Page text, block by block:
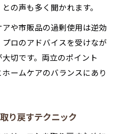
の声も多く聞かれます。
や市販品の過剰使用は逆効
ロのアドバイスを受けなが
切です。両立のポイント
ームケアのバランスにあり
り戻すテクニック